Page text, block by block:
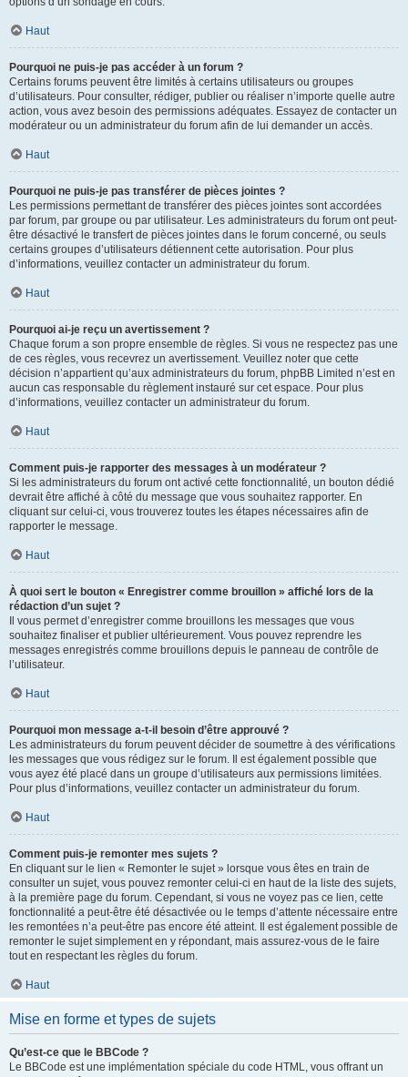
Haut
Pourquoi ne puis-je pas accéder à un forum ?
Certains forums peuvent être limités à certains utilisateurs ou groupes
d’utilisateurs. Pour consulter, rédiger, publier ou réaliser n’importe quelle autre
action, vous avez besoin des permissions adéquates. Essayez de contacter un
modérateur ou un administrateur du forum afin de lui demander un accès.
Haut
Pourquoi ne puis-je pas transférer de pièces jointes ?
Les permissions permettant de transférer des pièces jointes sont accordées
par forum, par groupe ou par utilisateur. Les administrateurs du forum ont peut-
être désactivé le transfert de pièces jointes dans le forum concerné, ou seuls
certains groupes d’utilisateurs détiennent cette autorisation. Pour plus
d’informations, veuillez contacter un administrateur du forum.
Haut
Pourquoi ai-je reçu un avertissement ?
Chaque forum a son propre ensemble de règles. Si vous ne respectez pas une
de ces règles, vous recevrez un avertissement. Veuillez noter que cette
décision n’appartient qu’aux administrateurs du forum, phpBB Limited n’est en
aucun cas responsable du règlement instauré sur cet espace. Pour plus
d’informations, veuillez contacter un administrateur du forum.
Haut
Comment puis-je rapporter des messages à un modérateur ?
Si les administrateurs du forum ont activé cette fonctionnalité, un bouton dédié
devrait être affiché à côté du message que vous souhaitez rapporter. En
cliquant sur celui-ci, vous trouverez toutes les étapes nécessaires afin de
rapporter le message.
Haut
À quoi sert le bouton « Enregistrer comme brouillon » affiché lors de la
rédaction d’un sujet ?
Il vous permet d’enregistrer comme brouillons les messages que vous
souhaitez finaliser et publier ultérieurement. Vous pouvez reprendre les
messages enregistrés comme brouillons depuis le panneau de contrôle de
l’utilisateur.
Haut
Pourquoi mon message a-t-il besoin d’être approuvé ?
Les administrateurs du forum peuvent décider de soumettre à des vérifications
les messages que vous rédigez sur le forum. Il est également possible que
vous ayez été placé dans un groupe d’utilisateurs aux permissions limitées.
Pour plus d’informations, veuillez contacter un administrateur du forum.
Haut
Comment puis-je remonter mes sujets ?
En cliquant sur le lien « Remonter le sujet » lorsque vous êtes en train de
consulter un sujet, vous pouvez remonter celui-ci en haut de la liste des sujets,
à la première page du forum. Cependant, si vous ne voyez pas ce lien, cette
fonctionnalité a peut-être été désactivée ou le temps d’attente nécessaire entre
les remontées n’a peut-être pas encore été atteint. Il est également possible de
remonter le sujet simplement en y répondant, mais assurez-vous de le faire
tout en respectant les règles du forum.
Haut
Mise en forme et types de sujets
Qu’est-ce que le BBCode ?
Le BBCode est une implémentation spéciale du code HTML, vous offrant un